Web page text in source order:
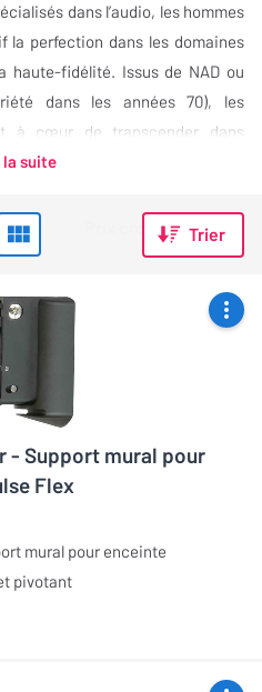
dans l’audio, les hommes
la perfection dans les domaines
haute-fidélité. Issus de NAD ou
dans les années 70), les
à cœur de transcender dans
suite
Trier
- Support mural pour
Flex
mural pour enceinte
pivotant